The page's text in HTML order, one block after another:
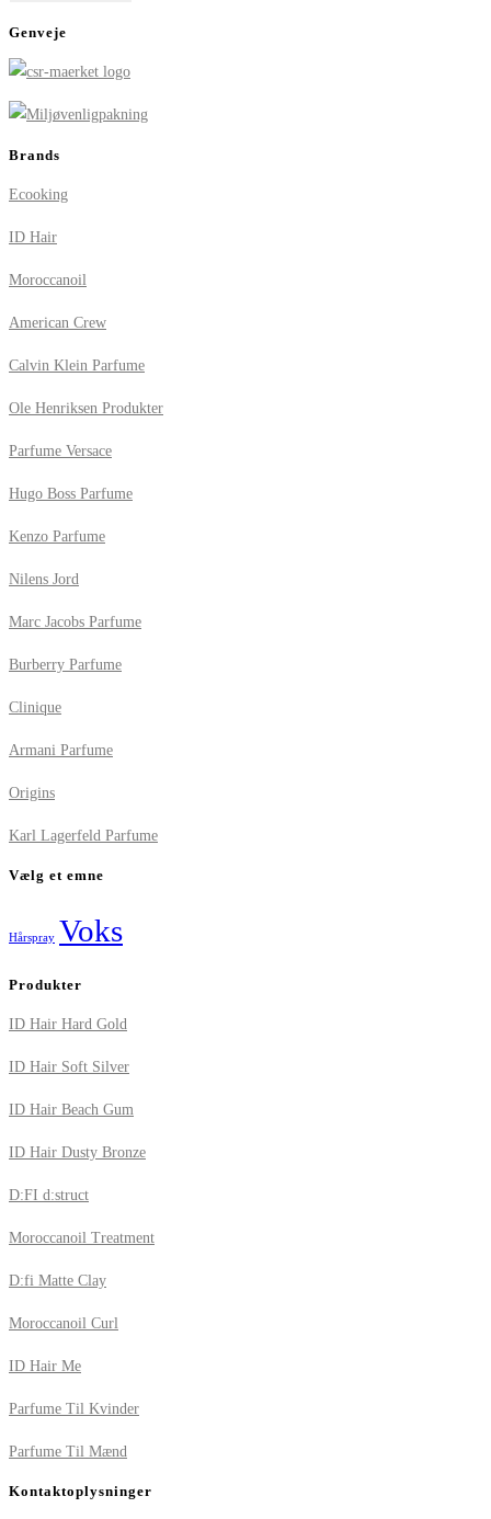
Genveje
Brands
Ecooking
ID Hair
Moroccanoil
American Crew
Calvin Klein Parfume
Ole Henriksen Produkter
Parfume Versace
Hugo Boss Parfume
Kenzo Parfume
Nilens Jord
Marc Jacobs Parfume
Burberry Parfume
Clinique
Armani Parfume
Origins
Karl Lagerfeld Parfume
Vælg et emne
Hårspray Voks
Produkter
ID Hair Hard Gold
ID Hair Soft Silver
ID Hair Beach Gum
ID Hair Dusty Bronze
D:FI d:struct
Moroccanoil Treatment
D:fi Matte Clay
Moroccanoil Curl
ID Hair Me
Parfume Til Kvinder
Parfume Til Mænd
Kontaktoplysninger